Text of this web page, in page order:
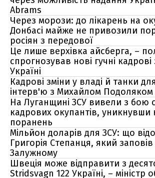
Abrams
Через морози: до лікарень на
Донбасі майже не привозили
росіян з передової
Це лише верхівка айсберга, –
спрогнозував нові гучні кадрові
Україні
Кадрові зміни у владі й танки
інтерв'ю з Михайлом Подоляком
На Луганщині ЗСУ вивели з бою
кадрових окупантів, уникнувши
поранень
Мільйон доларів для ЗСУ: що
Григорія Степанця, який заповів
Залужному
Швеція може відправити з
Stridsvagn 122 Україні, – міністр